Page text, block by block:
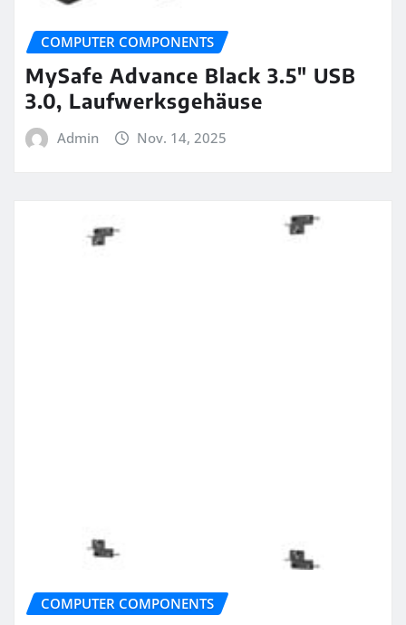
COMPUTER COMPONENTS
MySafe Advance Black 3.5″ USB
3.0, Laufwerksgehäuse
Admin Nov. 14, 2025
COMPUTER COMPONENTS